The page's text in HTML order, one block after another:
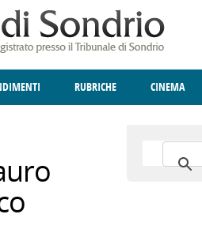
RUBRICHE CINEMA